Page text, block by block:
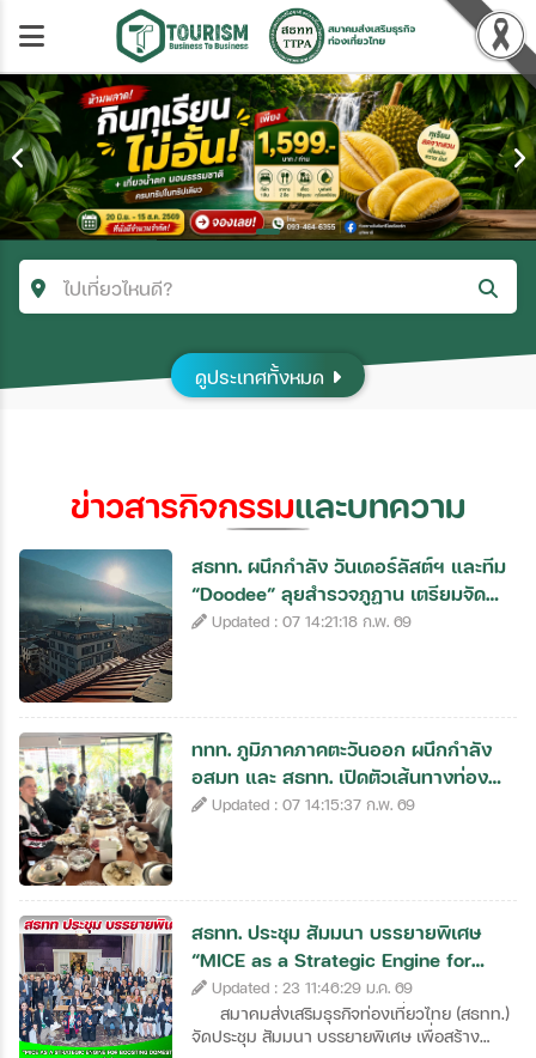
ไปเที่ยวไหนดี?
คำค้นหา/รหัสทัวร์
สายการบิน
ตั้งแต่วันที่
ถึงวันที่
เฉพาะเดือน
ระหว่าง
ดูประเทศทั้งหมด
ข่าวสารกิจกรรมและบทความ
สธทท. ผนึกกำลัง วันเดอร์ลัสต์ฯ และทีม
“Doodee” ลุยสำรวจภูฏาน เตรียมจัด
ทริปใหญ่ MICE มิถุนายนนี้ ชูโม
Updated : 07 14:21:18 ก.พ. 69
ททท. ภูมิภาคภาคตะวันออก ผนึกกำลัง
อสมท และ สธทท. เปิดตัวเส้นทางท่อง
เที่ยว “ลมหายใจสีเขียวแห่งจันทบุร
Updated : 07 14:15:37 ก.พ. 69
สธทท. ประชุม สัมมนา บรรยายพิเศษ
“MICE as a Strategic Engine for
Boos” สมาชิกสัมพันธ์ ครั้งที่ 1/2569
Updated : 23 11:46:29 ม.ค. 69
สมาคมส่งเสริมธุรกิจท่องเที่ยวไทย (สธทท.)
จัดประชุม สัมมนา บรรยายพิเศษ เพื่อสร้าง